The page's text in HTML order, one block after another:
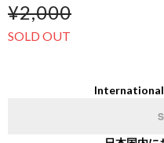
¥2,000
SOLD OUT
International